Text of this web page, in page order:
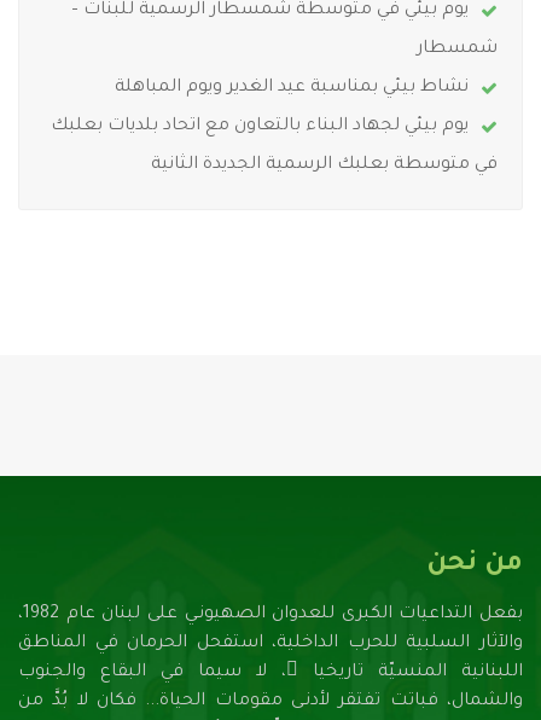
يوم بيئي في متوسطة شمسطار الرسمية للبنات –
شمسطار
نشاط بيئي بمناسبة عيد الغدير ويوم المباهلة
يوم بيئي لجهاد البناء بالتعاون مع اتحاد بلديات بعلبك
في متوسطة بعلبك الرسمية الجديدة الثانية
من نحن
بفعل التداعيات الكبرى للعدوان الصهيونـي على لبنان عام 1982،
والآثار السلبية للحرب الداخلية، استفحل الحرمان في المناطق
اللبنانية المنسيّة تاريخيا ً، لا سيما في البقاع والجنوب
والشمال، فباتت تفتقر لأدنـى مقومات الحياة... فكان لا بُدَّ من